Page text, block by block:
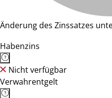
Änderung des Zinssatzes
Habenzins
Nicht verfügbar
Verwahrentgelt